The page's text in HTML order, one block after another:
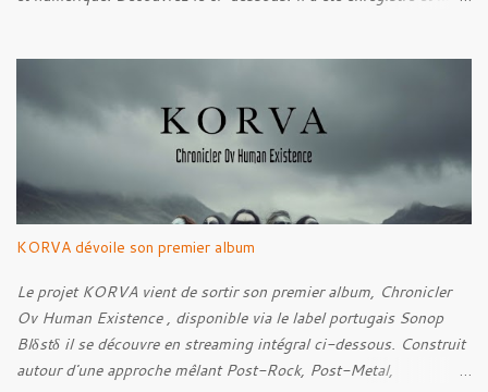
Sense Of Fear
KORVA dévoile son premier album
Le projet KORVA vient de sortir son premier album, Chronicler
Ov Human Existence , disponible via le label portugais Sonop
Blδstδ il se découvre en streaming intégral ci-dessous. Construit
autour d'une approche mêlant Post-Rock, Post-Metal,